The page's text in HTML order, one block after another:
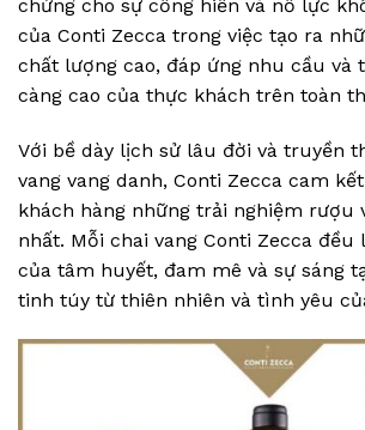
chứng cho sự cống hiến và nỗ lực
của Conti Zecca trong việc tạo ra
chất lượng cao, đáp ứng nhu cầu và
càng cao của thực khách trên toàn
Với bề dày lịch sử lâu đời và truyền
vang vang danh, Conti Zecca cam
khách hàng những trải nghiệm rượu
nhất. Mỗi chai vang Conti Zecca đều
của tâm huyết, đam mê và sự sáng
tinh túy từ thiên nhiên và tình yêu